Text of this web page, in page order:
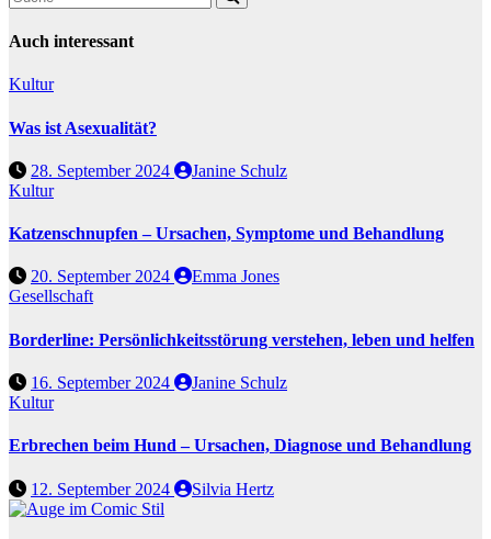
Auch interessant
Kultur
Was ist Asexualität?
28. September 2024
Janine Schulz
Kultur
Katzenschnupfen – Ursachen, Symptome und Behandlung
20. September 2024
Emma Jones
Gesellschaft
Borderline: Persönlichkeitsstörung verstehen, leben und helfen
16. September 2024
Janine Schulz
Kultur
Erbrechen beim Hund – Ursachen, Diagnose und Behandlung
12. September 2024 Silvia Hertz